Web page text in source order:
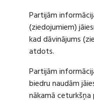
Partijām
(ziedojumiem)
kad dāvinājums
atdots.
Partijām
biedru naudām
nākamā